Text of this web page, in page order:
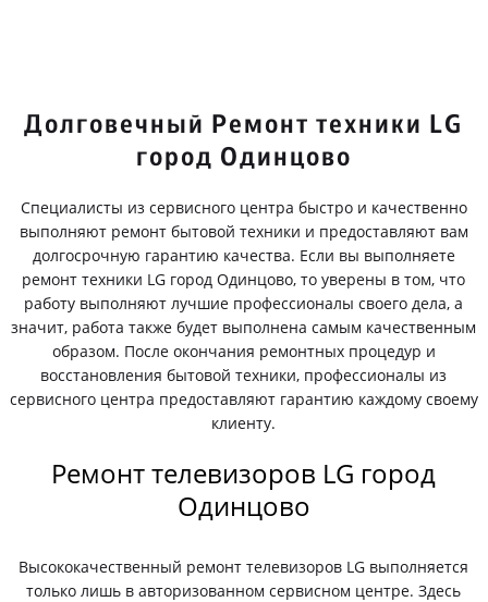
Долговечный Ремонт техники LG
город Одинцово
Специалисты из сервисного центра быстро и качественно
выполняют ремонт бытовой техники и предоставляют вам
долгосрочную гарантию качества. Если вы выполняете
ремонт техники LG город Одинцово, то уверены в том, что
работу выполняют лучшие профессионалы своего дела, а
значит, работа также будет выполнена самым качественным
образом. После окончания ремонтных процедур и
восстановления бытовой техники, профессионалы из
сервисного центра предоставляют гарантию каждому своему
клиенту.
Ремонт телевизоров LG город
Одинцово
Высококачественный ремонт телевизоров LG выполняется
только лишь в авторизованном сервисном центре. Здесь